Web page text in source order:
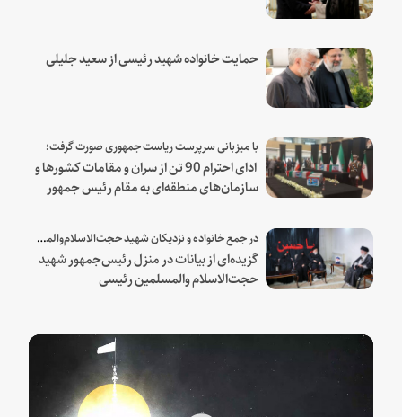
حمایت خانواده شهید رئیسی از سعید جلیلی
با میزبانی سرپرست ریاست جمهوری صورت گرفت؛
ادای احترام 90 تن از سران و مقامات کشورها و
سازمان‌های منطقه‌ای به مقام رئیس جمهور
در جمع خانواده و نزدیکان شهید حجت‌الاسلام‌والمسلمین رئیسی:
گزیده‌ای از بیانات در منزل رئیس‌جمهور شهید
حجت‌الاسلام والمسلمین رئیسی